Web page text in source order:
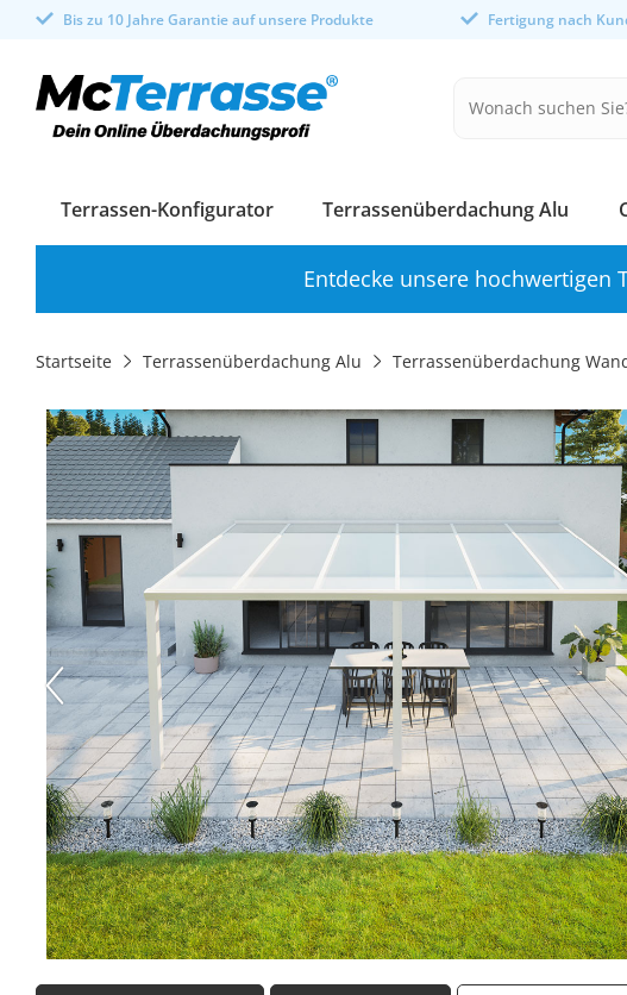
Bis zu 10 Jahre Garantie auf unsere Produkte Fertigung nach
Terrassen-Konfigurator Terrassenüberdachung Alu
Entdecke unsere hochwertigen
Startseite Terrassenüberdachung Alu Terrassenüberdachung